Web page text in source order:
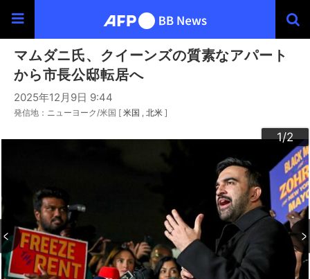
マムダニ氏、クイーンズの質素なアパート
から市長公邸転居へ
2025年12月9日 9:44
発信地：ニューヨーク/米国 [ 米国 北米 ]
1/2
2/2